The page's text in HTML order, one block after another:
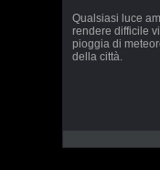
Qualsiasi luce
rendere difficile
pioggia di
della città.